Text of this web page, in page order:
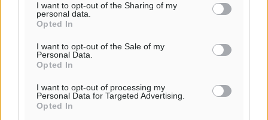
I want to opt-out of the Sharing of my
personal data.
Opted In
I want to opt-out of the Sale of my
Personal Data.
Opted In
I want to opt-out of processing my
Personal Data for Targeted Advertising.
Opted In